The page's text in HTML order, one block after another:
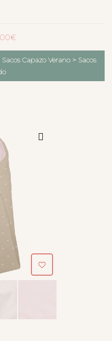
€
Sacos Capazo Verano > Sacos